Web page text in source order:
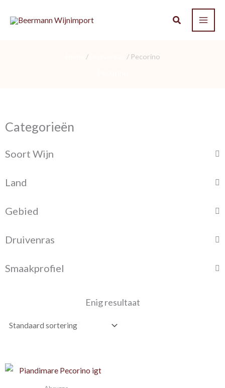
naar
/ / Pecorino
Categorieën
Soort Wijn
Land
Gebied
Druivenras
Smaakprofiel
Enig resultaat